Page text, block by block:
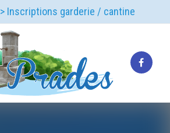
> Inscriptions garderie / cantine